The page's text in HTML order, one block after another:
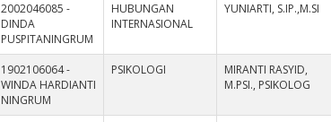
2002046085 -
DINDA
PUSPITANINGRUM
HUBUNGAN
INTERNASIONAL
YUNIARTI, S.IP.,M.SI
1902106064 -
WINDA HARDIANTI
NINGRUM
PSIKOLOGI
MIRANTI RASYID,
M.PSI., PSIKOLOG